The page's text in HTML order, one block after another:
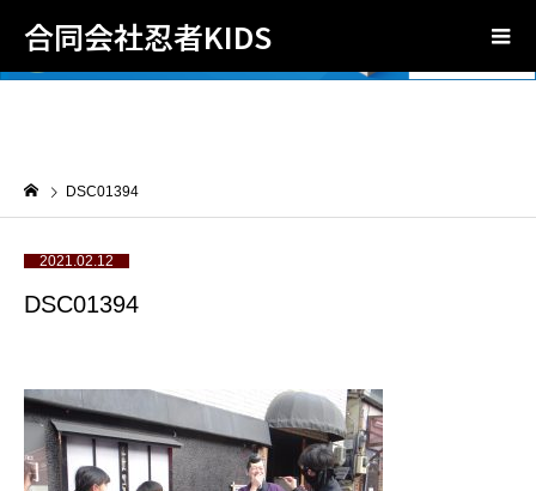
合同会社忍者KIDS
DSC01394
2021.02.12
DSC01394